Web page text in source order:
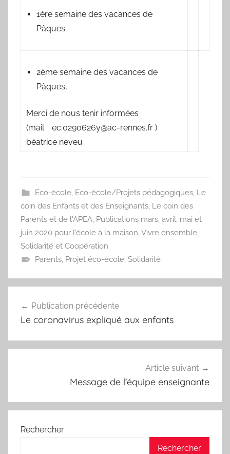
1ère semaine des vacances de
Pâques
2ème semaine des vacances de
Pâques,
Merci de nous tenir informées
(mail : ec.0290626y@ac-rennes.fr )
béatrice neveu
Eco-école, Eco-école/Projets pédagogiques, Le
coin des Enfants et des Enseignants, Le coin des
Parents et de l'APEA, Publications mars, avril, mai et
juin 2020 pour l'école à la maison,Vivre ensemble,
Solidarité et Coopération
Parents, Projet éco-école, Solidarité
de
Publication précédente
Le coronavirus expliqué aux enfants
Article suivant
Message de l’équipe enseignante
Rechercher
Rechercher